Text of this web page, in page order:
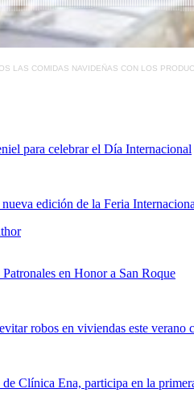
LAS COMIDAS NAVIDEÑAS CON LOS
para celebrar el Día Internacional
nueva edición de la Feria
en Honor a San Roque
robos en viviendas este
Clínica Ena, participa en la